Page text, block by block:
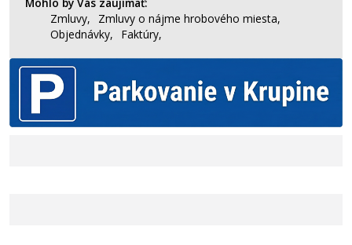
Zmluvy,
Zmluvy o nájme hrobového miesta,
Objednávky,
Faktúry,